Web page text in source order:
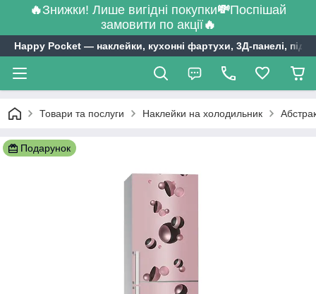
🔥Знижки! Лише вигідні покупки💸Поспішай
замовити по акції🔥
Happy Pocket ― наклейки, кухонні фартухи, 3Д-панелі,
Товари та послуги Наклейки на холодильник
Подарунок